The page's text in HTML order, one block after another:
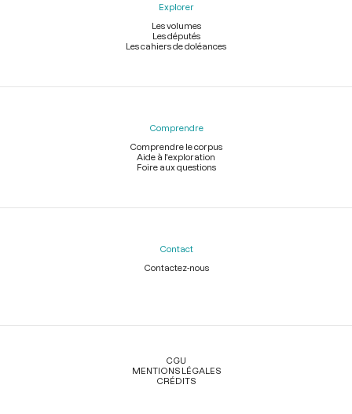
Explorer
Les volumes
Les députés
Les cahiers de doléances
Comprendre
Comprendre le corpus
Aide à l'exploration
Foire aux questions
Contact
Contactez-nous
Légal
CGU
MENTIONS LÉGALES
CRÉDITS